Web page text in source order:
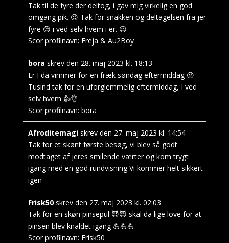
Tak til de fyre der deltog, i gav mig virkelig en god
omgang pik. 😉 Tak for snakken og deltagelsen fra jer
fyre 😊 i ved selv hvem i er. 😉
Scor profilnavn: Freja & Au2Boy
bora skrev den 28. maj 2023 kl. 18:13
Er I da vimmer for en fræk søndag eftermiddag 😜
Tusind tak for en uforglemmelig eftermiddag, I ved
selv hvem 👍👌
Scor profilnavn: bora
Afroditemagi skrev den 27. maj 2023 kl. 14:54
Tak for et skønt første besøg, vi blev så godt
modtaget af jeres smilende værter og kom trygt
igang med en god rundvisning Vi kommer helt sikkert
igen
Frisk50 skrev den 27. maj 2023 kl. 02:03
Tak for en skøn pinsepul 😈😈 skal da lige love for at
pinsen blev knaldet igang 💪💪💪
Scor profilnavn: Frisk50